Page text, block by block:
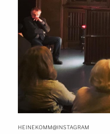
HEINEKOMM@INSTAGRAM